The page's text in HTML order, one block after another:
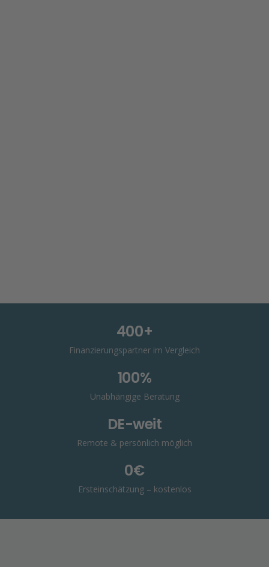
400+
Finanzierungspartner im Vergleich
100%
Unabhängige Beratung
DE-weit
Remote & persönlich möglich
0€
Ersteinschätzung – kostenlos